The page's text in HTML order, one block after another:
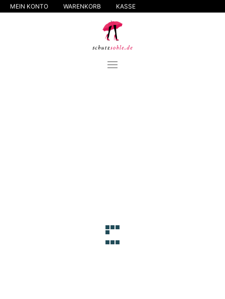
MEIN KONTO WARENKORB KASSE